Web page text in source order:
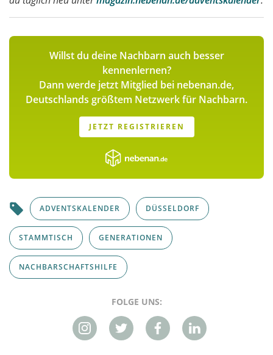
Willst du deine Nachbarn auch besser
kennenlernen?
Dann werde jetzt Mitglied bei nebenan.de,
Deutschlands größtem Netzwerk für Nachbarn.
JETZT REGISTRIEREN
ADVENTSKALENDER DÜSSELDORF
STAMMTISCH GENERATIONEN
NACHBARSCHAFTSHILFE
FOLGE UNS: